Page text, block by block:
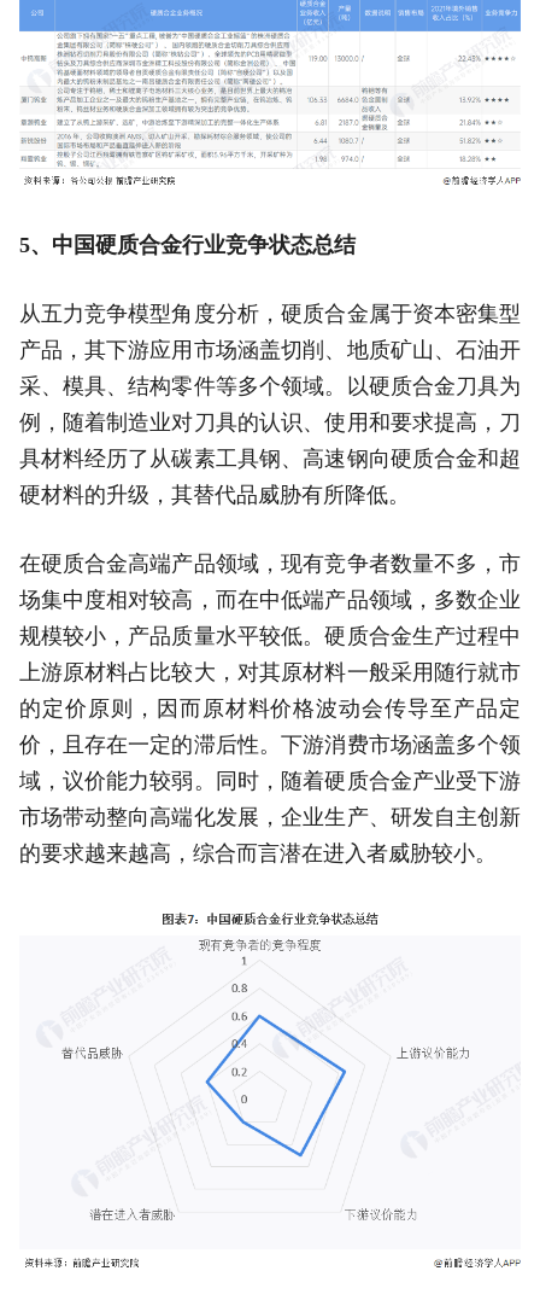
5、中国硬质合金行业竞争状态总结
从五力竞争模型角度分析，硬质合金属于资本密集型
产品，其下游应用市场涵盖切削、地质矿山、石油开
采、模具、结构零件等多个领域。以硬质合金刀具为
例，随着制造业对刀具的认识、使用和要求提高，刀
具材料经历了从碳素工具钢、高速钢向硬质合金和超
硬材料的升级，其替代品威胁有所降低。
在硬质合金高端产品领域，现有竞争者数量不多，市
场集中度相对较高，而在中低端产品领域，多数企业
规模较小，产品质量水平较低。硬质合金生产过程中
上游原材料占比较大，对其原材料一般采用随行就市
的定价原则，因而原材料价格波动会传导至产品定
价，且存在一定的滞后性。下游消费市场涵盖多个领
域，议价能力较弱。同时，随着硬质合金产业受下游
市场带动整向高端化发展，企业生产、研发自主创新
的要求越来越高，综合而言潜在进入者威胁较小。